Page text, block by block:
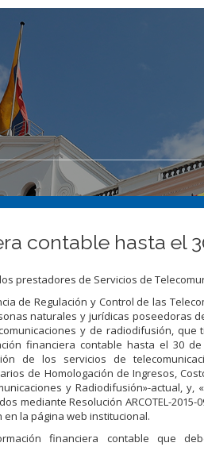
contable hasta el
prestadores de Servicios de
de Regulación y Control de las
naturales y jurídicas poseedoras
y de radiodifusión,
financiera contable hasta el 30
de los servicios de
de Homologación de Ingresos,
y Radiodifusión»-actual, y,
mediante Resolución ARCOTEL-
en la página web institucional.
financiera contable que